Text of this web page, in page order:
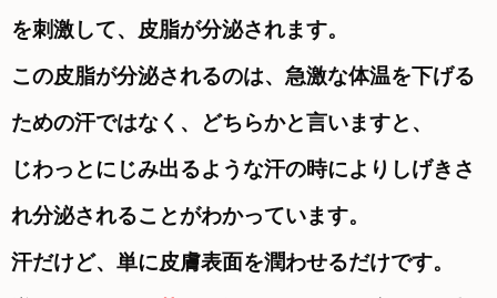
を刺激して、皮脂が分泌されます。
この皮脂が分泌されるのは、急激な体温を下げる
ための汗ではなく、どちらかと言いますと、
じわっとにじみ出るような汗の時により しげきさ
れ分泌されることがわかっています。
汗だけど、単に皮膚表面を潤わせるだけです。